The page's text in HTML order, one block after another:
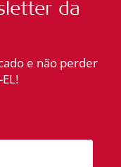
da
e não perder